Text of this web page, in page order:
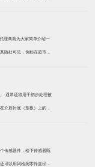
理商就为大家简单介绍一
随处可见，例如在超市柜
通常还将用于初步处理被
介质衬底（基板）上的，
传感器件，松下传感器既
可以用到检测零件直径、